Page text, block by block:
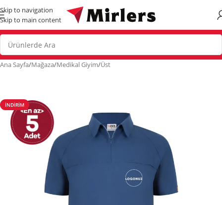
Skip to navigation
Skip to main content
Ana Sayfa/Mağaza/Medikal Giyim/Üst
İNDIRIM